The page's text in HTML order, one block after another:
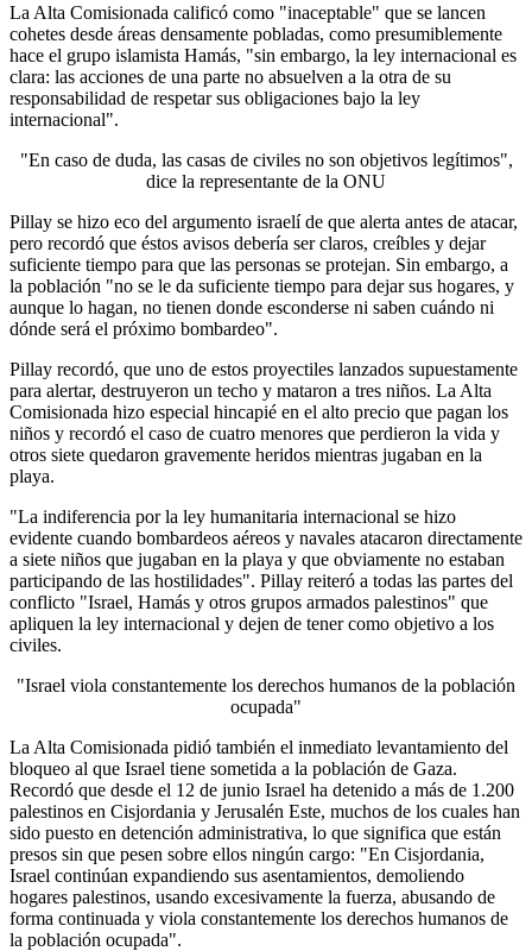
La Alta Comisionada calificó como "inaceptable" que se lancen
cohetes desde áreas densamente pobladas, como presumiblemente
hace el grupo islamista Hamás, "sin embargo, la ley internacional es
clara: las acciones de una parte no absuelven a la otra de su
responsabilidad de respetar sus obligaciones bajo la ley
internacional".
"En caso de duda, las casas de civiles no son objetivos legítimos",
dice la representante de la ONU
Pillay se hizo eco del argumento israelí de que alerta antes de atacar,
pero recordó que éstos avisos debería ser claros, creíbles y dejar
suficiente tiempo para que las personas se protejan. Sin embargo, a
la población "no se le da suficiente tiempo para dejar sus hogares, y
aunque lo hagan, no tienen donde esconderse ni saben cuándo ni
dónde será el próximo bombardeo".
Pillay recordó, que uno de estos proyectiles lanzados supuestamente
para alertar, destruyeron un techo y mataron a tres niños. La Alta
Comisionada hizo especial hincapié en el alto precio que pagan los
niños y recordó el caso de cuatro menores que perdieron la vida y
otros siete quedaron gravemente heridos mientras jugaban en la
playa.
"La indiferencia por la ley humanitaria internacional se hizo
evidente cuando bombardeos aéreos y navales atacaron directamente
a siete niños que jugaban en la playa y que obviamente no estaban
participando de las hostilidades". Pillay reiteró a todas las partes del
conflicto "Israel, Hamás y otros grupos armados palestinos" que
apliquen la ley internacional y dejen de tener como objetivo a los
civiles.
"Israel viola constantemente los derechos humanos de la población
ocupada"
La Alta Comisionada pidió también el inmediato levantamiento del
bloqueo al que Israel tiene sometida a la población de Gaza.
Recordó que desde el 12 de junio Israel ha detenido a más de 1.200
palestinos en Cisjordania y Jerusalén Este, muchos de los cuales han
sido puesto en detención administrativa, lo que significa que están
presos sin que pesen sobre ellos ningún cargo: "En Cisjordania,
Israel continúan expandiendo sus asentamientos, demoliendo
hogares palestinos, usando excesivamente la fuerza, abusando de
forma continuada y viola constantemente los derechos humanos de
la población ocupada".